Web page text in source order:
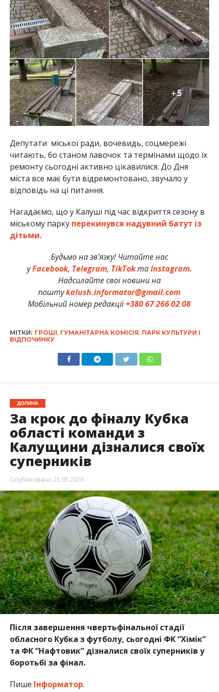
Депутати міської ради, вочевидь, соцмережі
читають, бо станом лавочок та термінами щодо їх
ремонту сьогодні активно цікавилися. До Дня
міста все має бути відремонтовано, звучало у
відповідь на ці питання.
Нагадаємо, що у Калуші під час відкриття сезону в
міському парку перекинувся надувний батут із
дітьми.
Будьмо на зв’язку! Читайте нас
уFacebook, Telegram, TikTokтаInstagram.
Надсилайте свої новини на
поштуkalush.informator@gmail.com
Мобільний номер редакції+380 67 266 02 08
МІТКИ: ГРОШІ ГУМАНІТАРНА КОМІСІЯ ПАРК КУЛЬТУРИ І
ВІДПОЧИНКУ
ДОЛИНА
За крок до фіналу Кубка
області команди з
Калущини дізналися своїх
суперників
Опубліковано 25.05.2026
Після завершення чвертьфінальної стадії
обласного Кубка з футболу, сьогодні ФК “Хімік”
та ФК “Нафтовик” дізналися своїх суперників у
боротьбі за фінал.
Пише Інформатор.